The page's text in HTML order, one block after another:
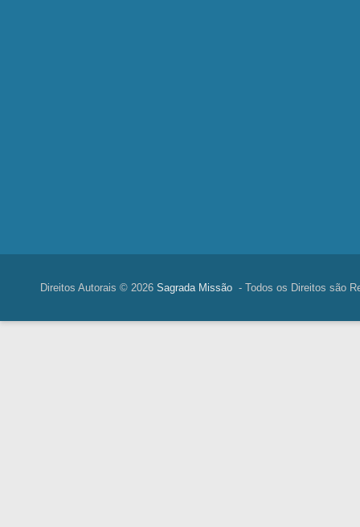
Direitos Autorais © 2026 Sagrada Missão - Todos os Direitos são